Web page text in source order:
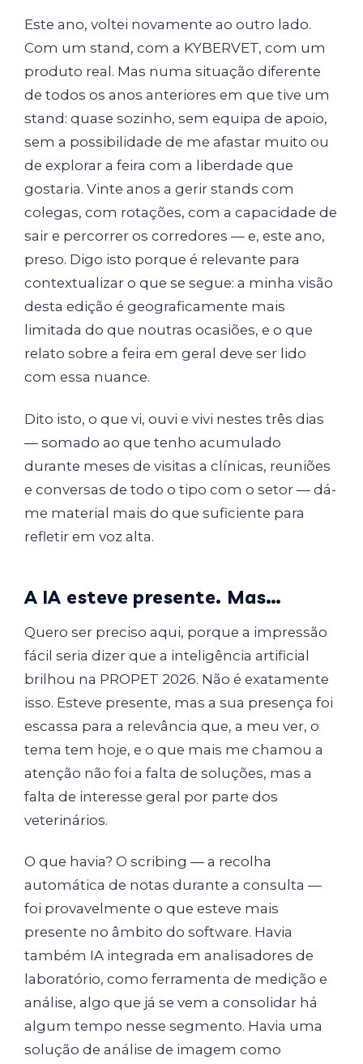
Este ano, voltei novamente ao outro lado.
Com um stand, com a KYBERVET, com um
produto real. Mas numa situação diferente
de todos os anos anteriores em que tive um
stand: quase sozinho, sem equipa de apoio,
sem a possibilidade de me afastar muito ou
de explorar a feira com a liberdade que
gostaria. Vinte anos a gerir stands com
colegas, com rotações, com a capacidade de
sair e percorrer os corredores — e, este ano,
preso. Digo isto porque é relevante para
contextualizar o que se segue: a minha visão
desta edição é geograficamente mais
limitada do que noutras ocasiões, e o que
relato sobre a feira em geral deve ser lido
com essa nuance.
Dito isto, o que vi, ouvi e vivi nestes três dias
— somado ao que tenho acumulado
durante meses de visitas a clínicas, reuniões
e conversas de todo o tipo com o setor — dá-
me material mais do que suficiente para
refletir em voz alta.
A IA esteve presente. Mas…
Quero ser preciso aqui, porque a impressão
fácil seria dizer que a inteligência artificial
brilhou na PROPET 2026. Não é exatamente
isso. Esteve presente, mas a sua presença foi
escassa para a relevância que, a meu ver, o
tema tem hoje, e o que mais me chamou a
atenção não foi a falta de soluções, mas a
falta de interesse geral por parte dos
veterinários.
O que havia? O scribing — a recolha
automática de notas durante a consulta —
foi provavelmente o que esteve mais
presente no âmbito do software. Havia
também IA integrada em analisadores de
laboratório, como ferramenta de medição e
análise, algo que já se vem a consolidar há
algum tempo nesse segmento. Havia uma
solução de análise de imagem como